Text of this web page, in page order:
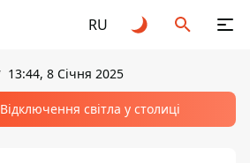
RU
13:44, 8 Січня 2025
Відключення світла у столиці